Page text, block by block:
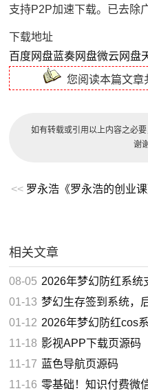
支持P2P加速下载。已去除
下载地址
百度网盘蓝奏网盘微云网盘
您阅读本篇文章
如有转载或引用以上内容之必
谢
<< 罗永浩《罗永浩的创业课
相关文章
08-05 2026年梦幻防红系统
01-13 梦幻生存签到系统，
01-12 2026年梦幻防红cos系
11-18 影视APP下载页源码
11-17 蓝色导航页源码
11-16 零基础！知识付费微信小程